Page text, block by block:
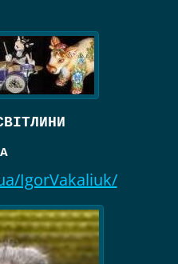
IgorVakaliuk/